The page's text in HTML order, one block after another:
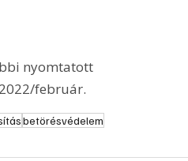
nyomtatott
február.
betörésvédelem